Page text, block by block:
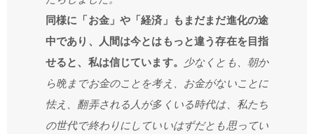
同様に「お金」や「経済」もまだまだ進化の途
中であり、人間は今とはもっと違う存在を目指
せると、私は信じています。
少なくとも、朝か
ら晩までお金のことを考え、お金がないことに
怯え、翻弄される人が多くいる時代は、私たち
の世代で終わりにしていいはずだとも思ってい